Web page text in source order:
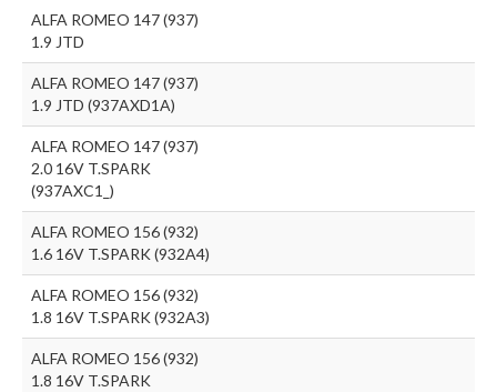
ALFA ROMEO 147 (937)
1.9 JTD
ALFA ROMEO 147 (937)
1.9 JTD (937AXD1A)
ALFA ROMEO 147 (937)
2.0 16V T.SPARK
(937AXC1_)
ALFA ROMEO 156 (932)
1.6 16V T.SPARK (932A4)
ALFA ROMEO 156 (932)
1.8 16V T.SPARK (932A3)
ALFA ROMEO 156 (932)
1.8 16V T.SPARK